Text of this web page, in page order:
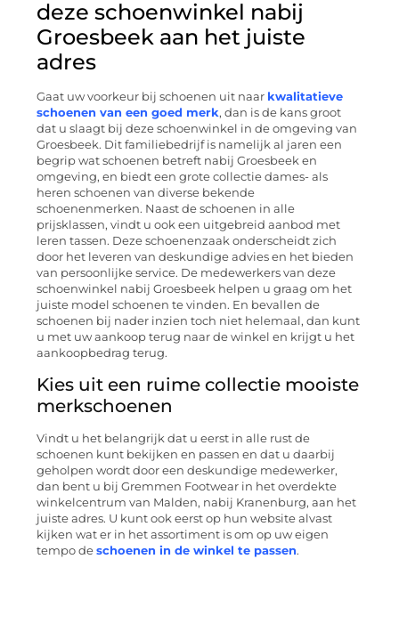
deze schoenwinkel nabij
Groesbeek aan het juiste
adres
Gaat uw voorkeur bij schoenen uit naar kwalitatieve
schoenen van een goed merk, dan is de kans groot
dat u slaagt bij deze schoenwinkel in de omgeving van
Groesbeek. Dit familiebedrijf is namelijk al jaren een
begrip wat schoenen betreft nabij Groesbeek en
omgeving, en biedt een grote collectie dames- als
heren schoenen van diverse bekende
schoenenmerken. Naast de schoenen in alle
prijsklassen, vindt u ook een uitgebreid aanbod met
leren tassen. Deze schoenenzaak onderscheidt zich
door het leveren van deskundige advies en het bieden
van persoonlijke service. De medewerkers van deze
schoenwinkel nabij Groesbeek helpen u graag om het
juiste model schoenen te vinden. En bevallen de
schoenen bij nader inzien toch niet helemaal, dan kunt
u met uw aankoop terug naar de winkel en krijgt u het
aankoopbedrag terug.
Kies uit een ruime collectie mooiste
merkschoenen
Vindt u het belangrijk dat u eerst in alle rust de
schoenen kunt bekijken en passen en dat u daarbij
geholpen wordt door een deskundige medewerker,
dan bent u bij Gremmen Footwear in het overdekte
winkelcentrum van Malden, nabij Kranenburg, aan het
juiste adres. U kunt ook eerst op hun website alvast
kijken wat er in het assortiment is om op uw eigen
tempo de schoenen in de winkel te passen.